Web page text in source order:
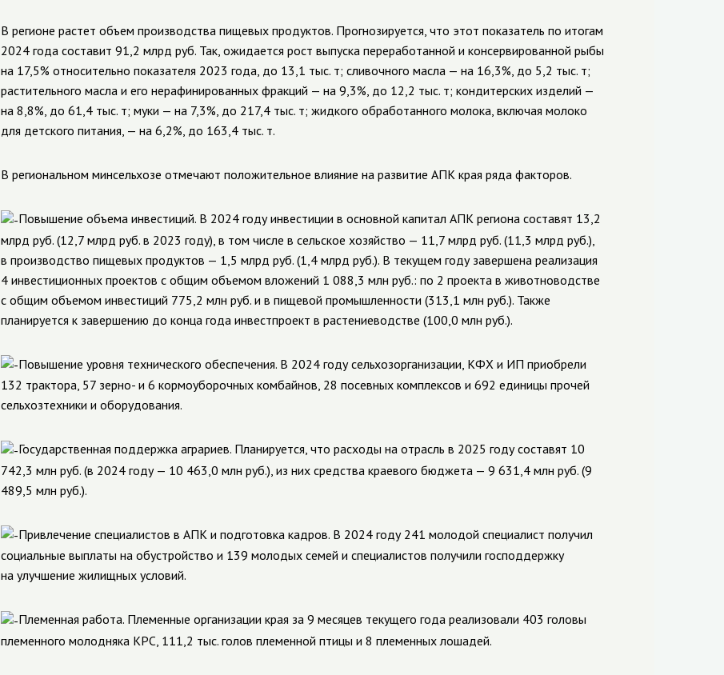
В регионе растет объем производства пищевых продуктов. Прогнозируется, что этот показатель по итогам
2024 года составит 91,2 млрд руб. Так, ожидается рост выпуска переработанной и консервированной рыбы
на 17,5% относительно показателя 2023 года, до 13,1 тыс. т; сливочного масла — на 16,3%, до 5,2 тыс. т;
растительного масла и его нерафинированных фракций — на 9,3%, до 12,2 тыс. т; кондитерских изделий —
на 8,8%, до 61,4 тыс. т; муки — на 7,3%, до 217,4 тыс. т; жидкого обработанного молока, включая молоко
для детского питания, — на 6,2%, до 163,4 тыс. т.
В региональном минсельхозе отмечают положительное влияние на развитие АПК края ряда факторов.
Повышение объема инвестиций. В 2024 году инвестиции в основной капитал АПК региона составят 13,2
млрд руб. (12,7 млрд руб. в 2023 году), в том числе в сельское хозяйство — 11,7 млрд руб. (11,3 млрд руб.),
в производство пищевых продуктов — 1,5 млрд руб. (1,4 млрд руб.). В текущем году завершена реализация
4 инвестиционных проектов с общим объемом вложений 1 088,3 млн руб.: по 2 проекта в животноводстве
с общим объемом инвестиций 775,2 млн руб. и в пищевой промышленности (313,1 млн руб.). Также
планируется к завершению до конца года инвестпроект в растениеводстве (100,0 млн руб.).
Повышение уровня технического обеспечения. В 2024 году сельхозорганизации, КФХ и ИП приобрели
132 трактора, 57 зерно- и 6 кормоуборочных комбайнов, 28 посевных комплексов и 692 единицы прочей
сельхозтехники и оборудования.
Государственная поддержка аграриев. Планируется, что расходы на отрасль в 2025 году составят 10
742,3 млн руб. (в 2024 году — 10 463,0 млн руб.), из них средства краевого бюджета — 9 631,4 млн руб. (9
489,5 млн руб.).
Привлечение специалистов в АПК и подготовка кадров. В 2024 году 241 молодой специалист получил
социальные выплаты на обустройство и 139 молодых семей и специалистов получили господдержку
на улучшение жилищных условий.
Племенная работа. Племенные организации края за 9 месяцев текущего года реализовали 403 головы
племенного молодняка КРС, 111,2 тыс. голов племенной птицы и 8 племенных лошадей.